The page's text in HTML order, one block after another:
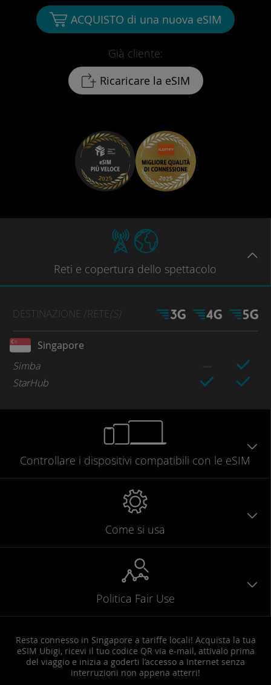
Già cliente:
Ricaricare la eSIM
ACQUISTO di una nuova eSIM
Reti e copertura dello spettacolo
DESTINAZIONE /RETE(S)
Singapore
Simba
StarHub
Controllare i dispositivi compatibili con le eSIM
Come si usa
Politica Fair Use
Resta connesso in Singapore a tariffe locali! Acquista la tua
eSIM Ubigi, ricevi il tuo codice QR via e-mail, attivalo prima
del viaggio e inizia a goderti l’accesso a Internet senza
interruzioni non appena atterri!